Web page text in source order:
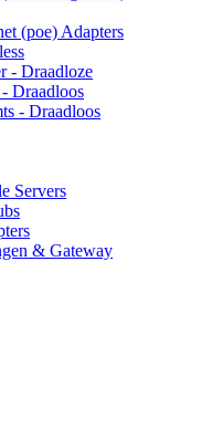
(poe) Adapters
- Draadloze
Draadloos
- Draadloos
Servers
& Gateway